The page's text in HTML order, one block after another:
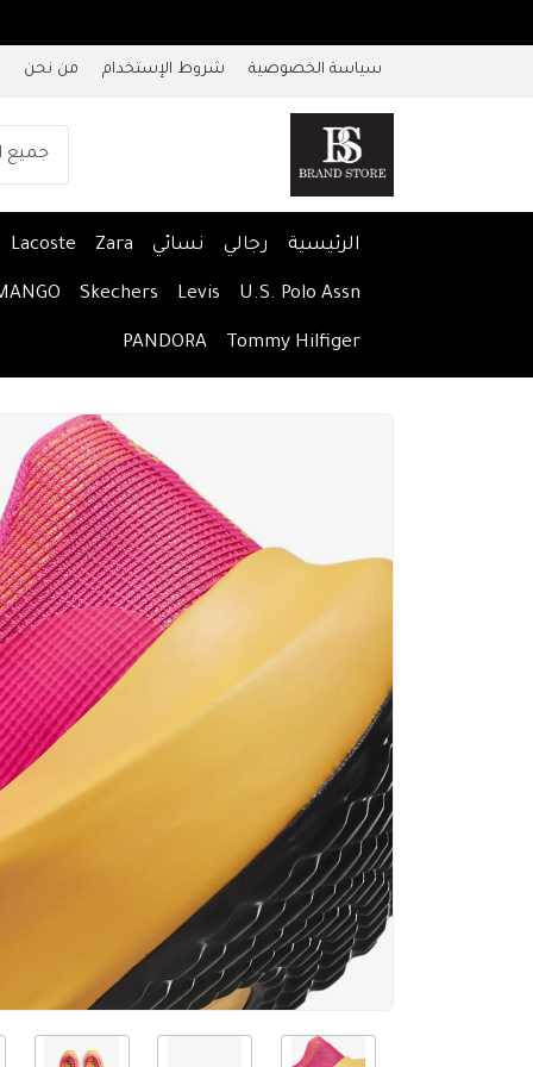
سياسة الخصوصية شروط الإستخدام من نحن
الرئيسية رجالي نسائي Zara
Lacoste
U.S. Polo Assn
Levis
Skechers
Tommy Hilfiger
PANDORA